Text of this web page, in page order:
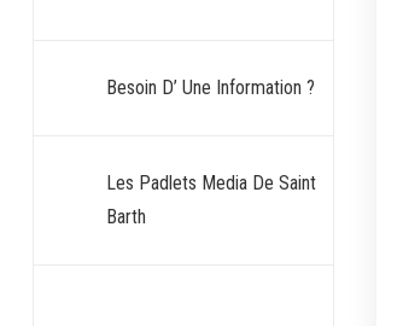
Besoin D’ Une Information ?
Les Padlets Media De Saint
Barth